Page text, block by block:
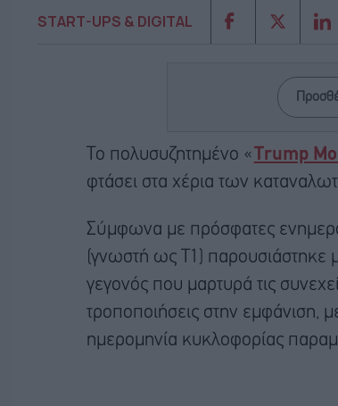
START-UPS & DIGITAL
Το πολυσυζητημένο « Trump
φτάσει στα χέρια των
Σύμφωνα με πρόσφατες
(γνωστή ως T1) παρουσιάστηκε
γεγονός που μαρτυρά τις
τροποποιήσεις στην εμφάνιση,
ημερομηνία κυκλοφορίας